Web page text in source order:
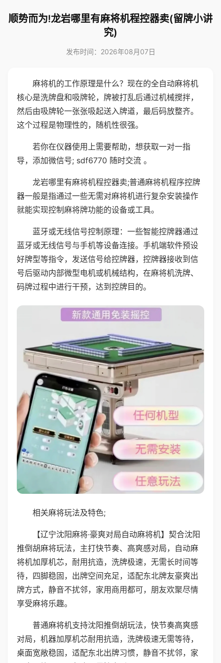
顺势而为!龙岩哪里有麻将机程控器卖(留牌小讲
究)
发布时间：2026年08月07日
麻将机的工作原理是什么？现在的全自动麻将机
核心是洗牌盘和吸牌轮，牌被打乱后通过机械搅拌，
然后由吸牌轮一张张吸起送入牌道，最后码放整齐。
这个过程是物理性的，随机性很强。
若你在仪器使用上需要帮助，想获取一对一指
导，添加微信号; sdf6770 随时交流 。
龙岩哪里有麻将机程控器卖;普通麻将机程序控牌
器一般是指通过一些无需对麻将机进行复杂安装操作
就能实现控制麻将牌功能的设备或工具。
蓝牙或无线信号控制原理：一些智能控牌器通过
蓝牙或无线信号与手机等设备连接。手机端软件预设
好牌型等指令，发送信号给控牌器，控牌器接收到信
号后驱动内部微型电机或机械结构，在麻将机洗牌、
码牌过程中进行干预，达到控牌目的。
相关麻将玩法及特色;
【辽宁沈阳麻将·豪爽对局自动麻将机】契合沈阳
推倒胡麻将玩法，主打快节奏、高爽感对局，自动麻
将机加厚机芯，耐用抗造，洗牌极速，无需长时间等
待，四脚稳固，出牌空间充足，适配东北牌友豪爽出
牌方式，静音不扰邻，家用商用都可，朋友欢聚尽情
享受麻将乐趣。
普通麻将机支持沈阳推倒胡玩法，快节奏高爽感
对局，机器加厚机芯耐用抗造，洗牌极速无需等待，
桌面宽敞稳固，适配东北出牌习惯，静音不扰邻，家